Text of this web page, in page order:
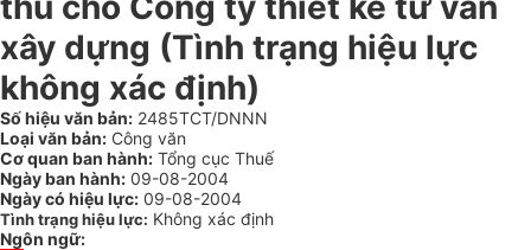
xây dựng (Tình trạng hiệu lực
không xác định)
Số hiệu văn bản: 2485TCT/DNNN
Loại văn bản: Công văn
Cơ quan ban hành: Tổng cục Thuế
Ngày ban hành: 09-08-2004
Ngày có hiệu lực: 09-08-2004
Tình trạng hiệu lực: Không xác định
Ngôn ngữ: